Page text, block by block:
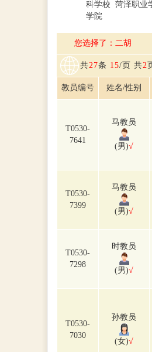
科学校 菏泽职业
学院
您选择了：二胡
共27条 15/页 共2
教员编号 姓名/性别
T0530-
7641
马教员
(男)√
T0530-
7399
马教员
(男)√
T0530-
7298
时教员
(男)√
T0530-
7030
孙教员
(女)√